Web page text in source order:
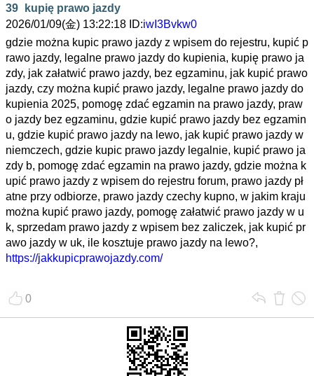
39
kupię prawo jazdy
2026/01/09(金) 13:22:18 ID:iwI3Bvkw0
gdzie można kupic prawo jazdy z wpisem do rejestru, kupić p
rawo jazdy, legalne prawo jazdy do kupienia, kupię prawo ja
zdy, jak załatwić prawo jazdy, bez egzaminu, jak kupić prawo
jazdy, czy można kupić prawo jazdy, legalne prawo jazdy do
kupienia 2025, pomogę zdać egzamin na prawo jazdy, praw
o jazdy bez egzaminu, gdzie kupić prawo jazdy bez egzamin
u, gdzie kupić prawo jazdy na lewo, jak kupić prawo jazdy w
niemczech, gdzie kupic prawo jazdy legalnie, kupić prawo ja
zdy b, pomogę zdać egzamin na prawo jazdy, gdzie można k
upić prawo jazdy z wpisem do rejestru forum, prawo jazdy pł
atne przy odbiorze, prawo jazdy czechy kupno, w jakim kraju
można kupić prawo jazdy, pomogę załatwić prawo jazdy w u
k, sprzedam prawo jazdy z wpisem bez zaliczek, jak kupić pr
awo jazdy w uk, ile kosztuje prawo jazdy na lewo?,
https://jakkupicprawojazdy.com/
0